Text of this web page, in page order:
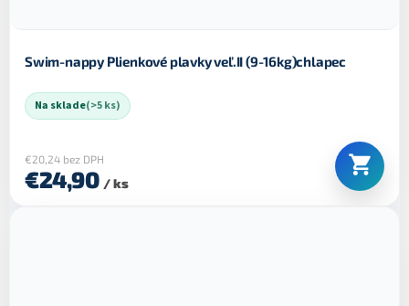
Swim-nappy Plienkové plavky veľ.II (9-16kg)chlapec
Na sklade(>5 ks)
€20,24 bez DPH
€24,90 / ks